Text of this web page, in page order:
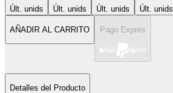
Últ. unids
Últ. unids
Últ. unids
Últ. unids
AÑADIR AL CARRITO Pago Exprés
Detalles del Producto